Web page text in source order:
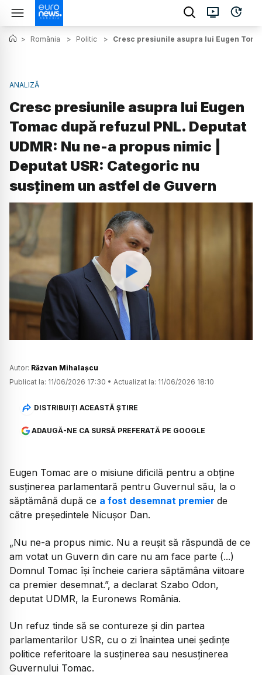
> România > Politic > Cresc presiunile asupra lui Eugen
ANALIZĂ
Cresc presiunile asupra lui Eugen
Tomac după refuzul PNL. Deputat
UDMR: Nu ne-a propus nimic |
Deputat USR: Categoric nu
susținem un astfel de Guvern
Watch
Autor: Răzvan Mihalașcu
Publicat la: 11/06/2026 17:30 • Actualizat la: 11/06/2026 18:10
DISTRIBUIȚI ACEASTĂ ȘTIRE
ADAUGĂ-NE CA SURSĂ PREFERATĂ PE GOOGLE
Eugen Tomac are o misiune dificilă pentru a obține
susținerea parlamentară pentru Guvernul său, la o
săptămână după ce a fost desemnat premier de
către președintele Nicușor Dan.
„Nu ne-a propus nimic. Nu a reușit să răspundă de ce
am votat un Guvern din care nu am face parte (...)
Domnul Tomac își încheie cariera săptămâna viitoare
ca premier desemnat.”, a declarat Szabo Odon,
deputat UDMR, la Euronews România.
Un refuz tinde să se contureze și din partea
parlamentarilor USR, cu o zi înaintea unei ședințe
politice referitoare la susținerea sau nesusținerea
Guvernului Tomac.